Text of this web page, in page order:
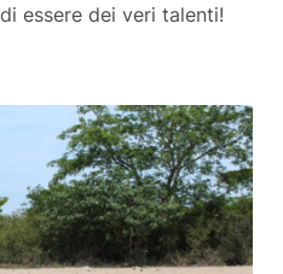
essere dei veri talenti!